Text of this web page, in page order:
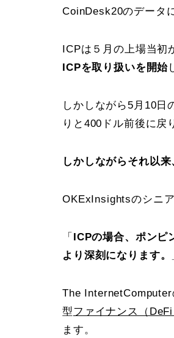
CoinDesk20のデータ
ICPは５月の上場当初
ICPを取り扱いを開始
しかしながら5月10日
りと400ドル前後に戻
しかしながらそれ以
OKExInsightsのシニ
「
ICPの場合、ポン
より深刻になります。
The
型ファイナンス（
ます。